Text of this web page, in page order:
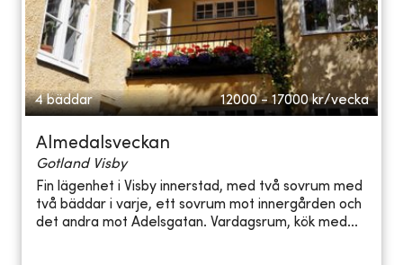
4 bäddar 12000 - 17000 kr/vecka
Almedalsveckan
Gotland Visby
Fin lägenhet i Visby innerstad, med två sovrum med
två bäddar i varje, ett sovrum mot innergården och
det andra mot Adelsgatan. Vardagsrum, kök med...